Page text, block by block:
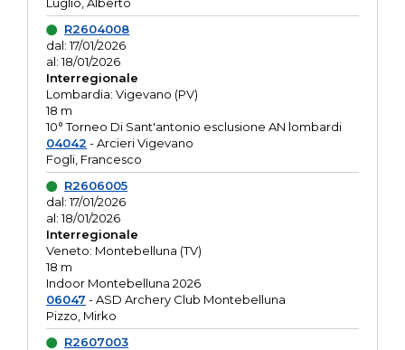
R2604008
dal: 17/01/2026
al: 18/01/2026
Interregionale
Lombardia: Vigevano (PV)
18 m
10° Torneo Di Sant'antonio esclusione AN lombardi
04042 - Arcieri Vigevano
Fogli, Francesco
R2606005
dal: 17/01/2026
al: 18/01/2026
Interregionale
Veneto: Montebelluna (TV)
18 m
Indoor Montebelluna 2026
06047 - ASD Archery Club Montebelluna
Pizzo, Mirko
R2607003